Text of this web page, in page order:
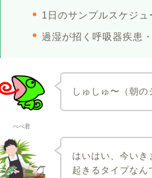
1日のサンプルスケジ
過湿が招く呼吸器疾患
ぺぺ君
しゅしゅ〜（朝の
はいはい、今いき
起きるタイプなん